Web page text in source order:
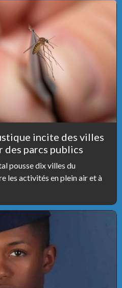
incite des villes
des parcs publics
pousse dix villes du
les activités en plein air et à